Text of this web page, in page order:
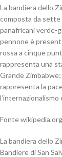
La bandiera dello
composta da sette
panafricani verde-
pennone è
rossa a cinque
rappresenta una
Grande Zimbabwe;
rappresenta la
l’internazionalismo
Fonte wikipedia.org
La bandiera dello
Bandiere di San